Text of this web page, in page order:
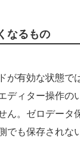
なるもの
が有効な状態で
ディター操作の
ん。ゼロデータ
でも保存されな